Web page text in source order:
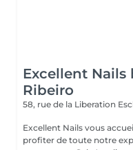
Excellent Nails
Ribeiro
58, rue de la Liberation
Excellent Nails vous
profiter de toute notre